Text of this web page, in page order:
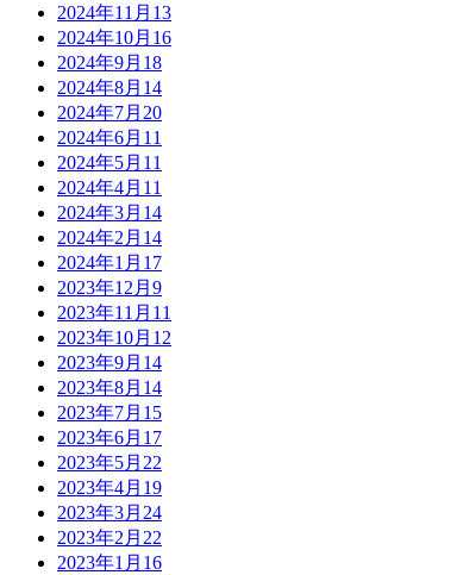
2024年11月 13
2024年10月 16
2024年9月 18
2024年8月 14
2024年7月 20
2024年6月 11
2024年5月 11
2024年4月 11
2024年3月 14
2024年2月 14
2024年1月 17
2023年12月 9
2023年11月 11
2023年10月 12
2023年9月 14
2023年8月 14
2023年7月 15
2023年6月 17
2023年5月 22
2023年4月 19
2023年3月 24
2023年2月 22
2023年1月 16